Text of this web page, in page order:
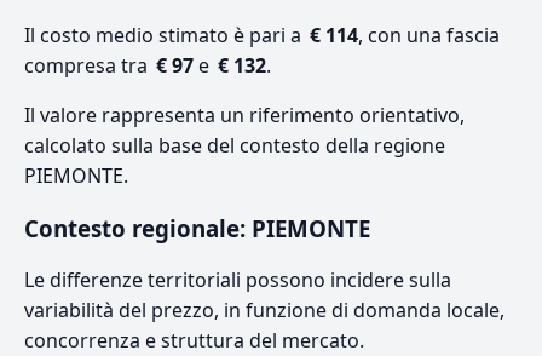
Il costo medio stimato è pari a € 114, con una fascia
compresa tra € 97e € 132.
Il valore rappresenta un riferimento orientativo,
calcolato sulla base del contesto della regione
PIEMONTE.
Contesto regionale: PIEMONTE
Le differenze territoriali possono incidere sulla
variabilità del prezzo, in funzione di domanda locale,
concorrenza e struttura del mercato.